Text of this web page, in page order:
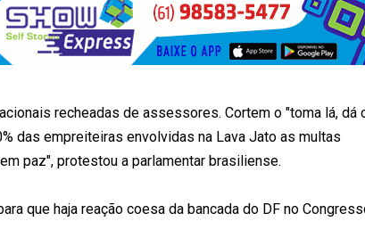
recheadas de assessores. Cortem o "toma lá, dá
das empreiteiras envolvidas na Lava Jato as multas
paz", protestou a parlamentar brasiliense.
que haja reação coesa da bancada do DF no